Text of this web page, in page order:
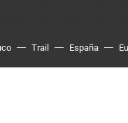
Trail España